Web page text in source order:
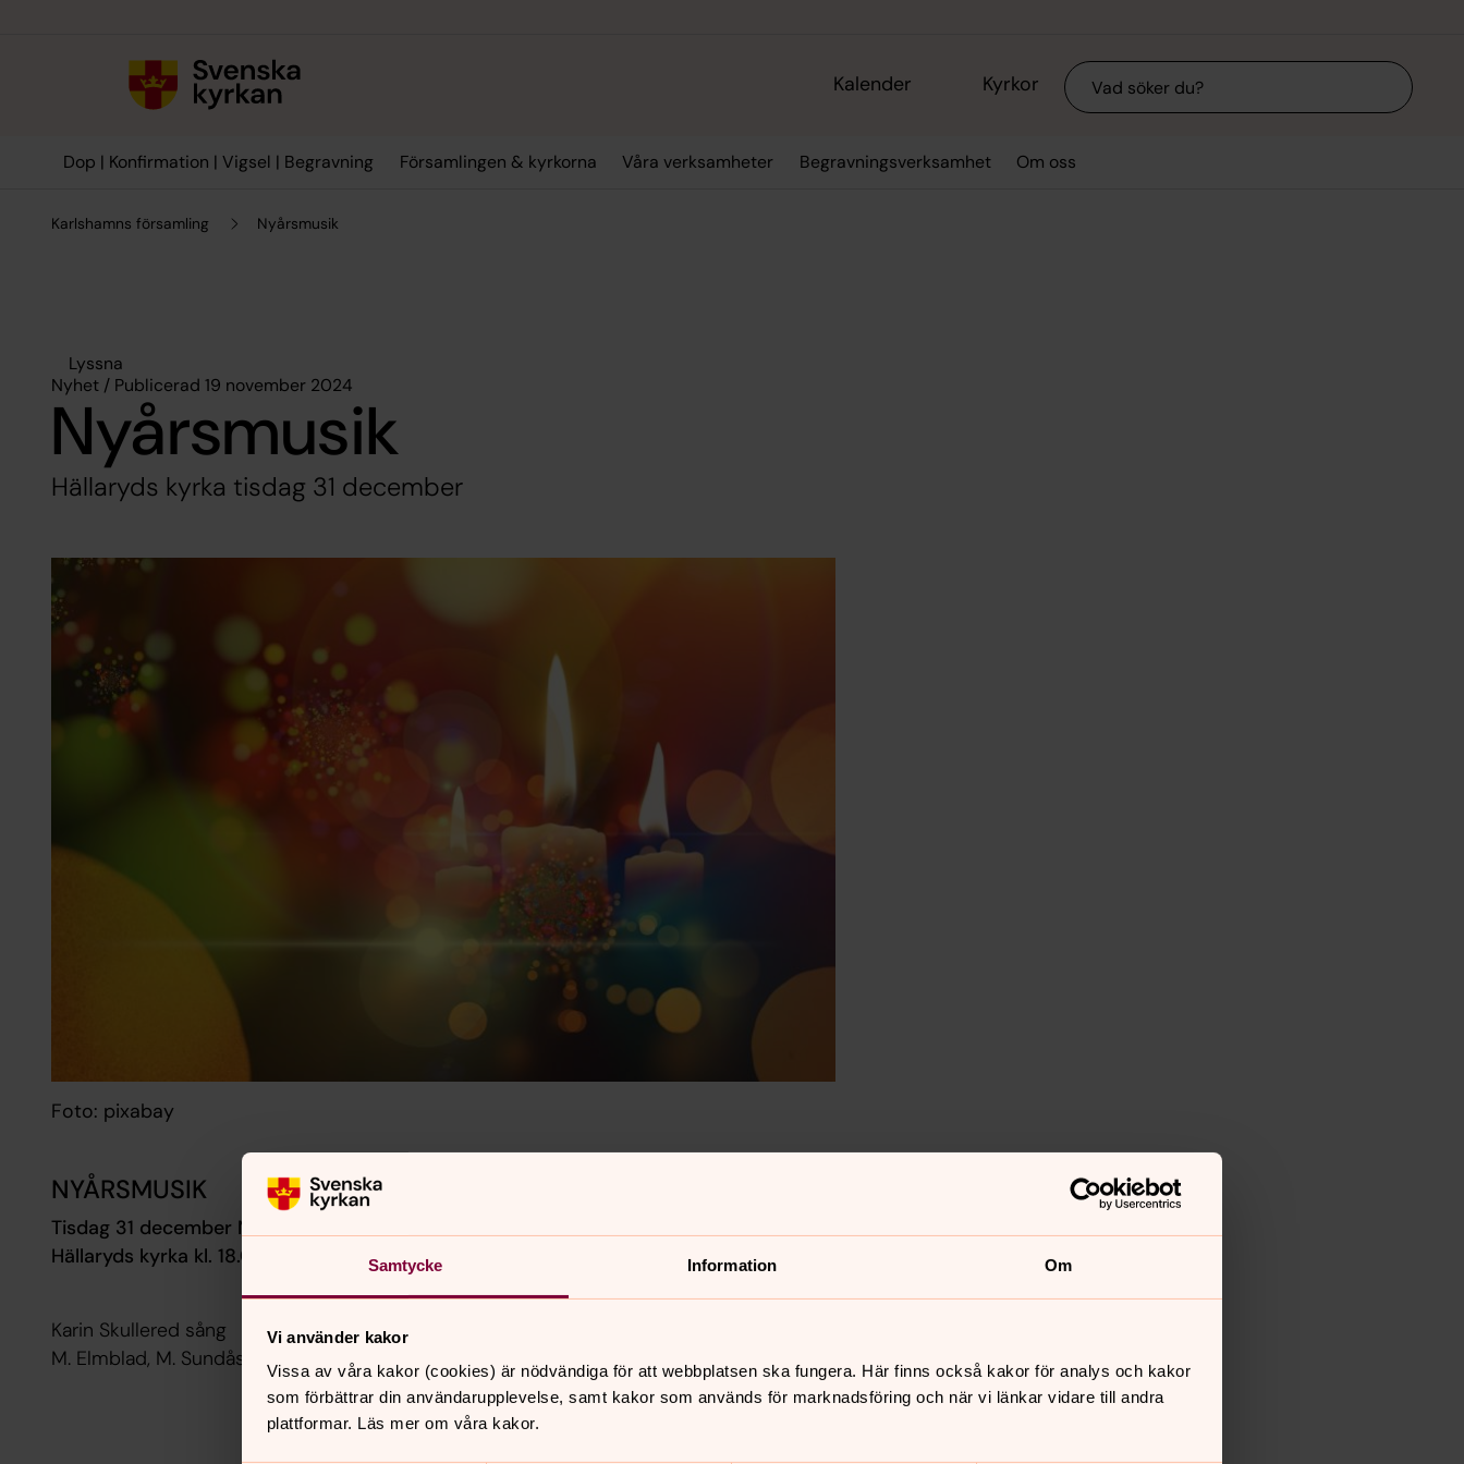
Samtycke Information Om
Vi använder kakor
Vissa av våra kakor (cookies) är nödvändiga för att webbplatsen ska fungera. Här finns också kakor för analys och kakor
som förbättrar din användarupplevelse, samt kakor som används för marknadsföring och när vi länkar vidare till andra
plattformar. Läs mer om våra kakor.
Kalender Kyrkor Sök
Dop | Konfirmation | Vigsel | Begravning Församlingen & kyrkorna Våra verksamheter Begravningsverksamhet Om oss
Karlshamns församling Nyårsmusik
Lyssna
Nyhet / Publicerad 19 november 2024
Nyårsmusik
Hällaryds kyrka tisdag 31 december
Foto: pixabay
NYÅRSMUSIK
Tisdag 31 december Nyårsafton
Hällaryds kyrka kl. 18.00
Karin Skullered sång
M. Elmblad, M. Sundås